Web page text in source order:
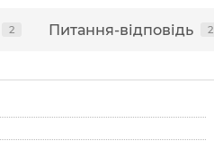
2 Питання-відповідь 2